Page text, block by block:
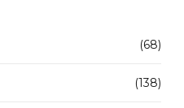
(68)
(138)